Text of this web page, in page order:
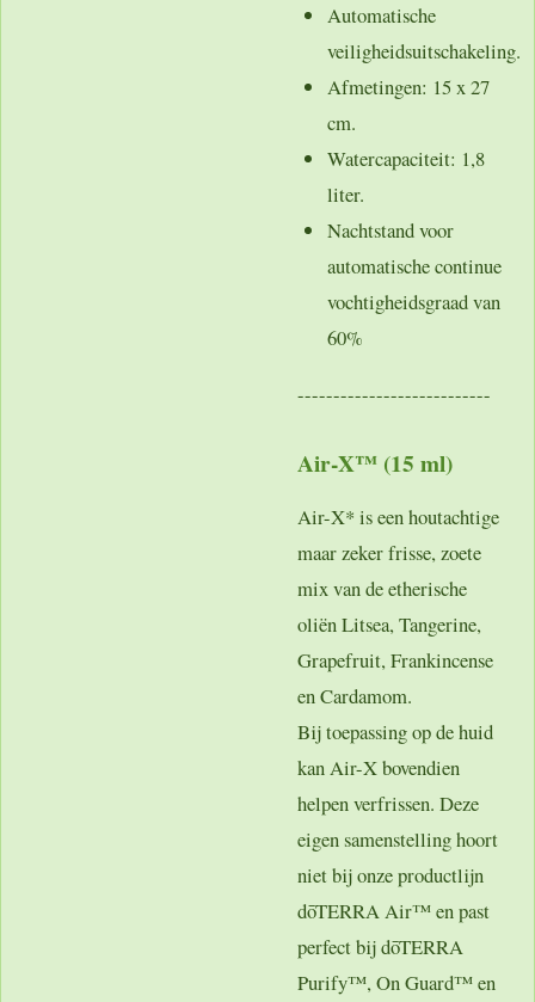
Automatische
veiligheidsuitschakeling.
Afmetingen: 15 x 27
cm.
Watercapaciteit: 1,8
liter.
Nachtstand voor
automatische continue
vochtigheidsgraad van
60%
---------------------------
Air-X™ (15 ml)
Air-X* is een houtachtige
maar zeker frisse, zoete
mix van de etherische
oliën Litsea, Tangerine,
Grapefruit, Frankincense
en Cardamom.
Bij toepassing op de huid
kan Air-X bovendien
helpen verfrissen. Deze
eigen samenstelling hoort
niet bij onze productlijn
dōTERRA Air™ en past
perfect bij dōTERRA
Purify™, On Guard™ en